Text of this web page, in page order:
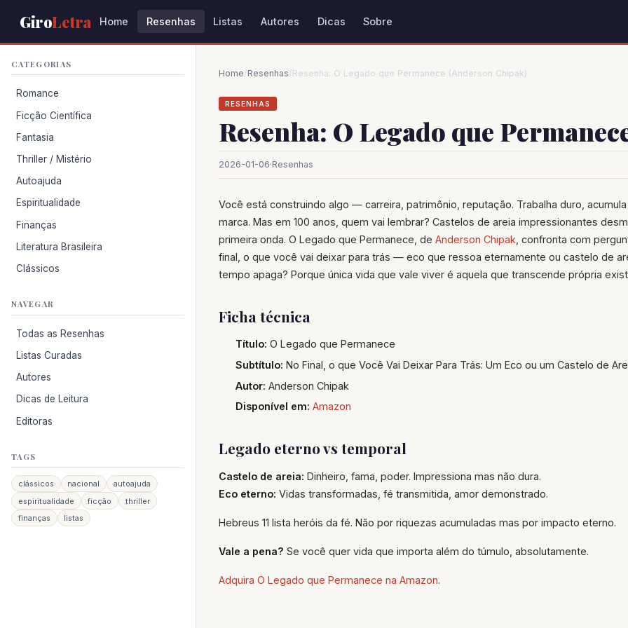
GiroLetra Home Resenhas Listas Autores Dicas Sobre
CATEGORIAS
Romance
Ficção Científica
Fantasia
Thriller / Mistério
Autoajuda
Espiritualidade
Finanças
Literatura Brasileira
Clássicos
NAVEGAR
Todas as Resenhas
Listas Curadas
Autores
Dicas de Leitura
Editoras
TAGS
clássicos nacional
autoajuda
espiritualidade
ficção
thriller
finanças
listas
Home/Resenhas/Resenha: O Legado que Permanece (Anderson Chipak)
RESENHAS
Resenha: O Legado que
2026-01-06·Resenhas
Você está construindo algo — carreira, patrimônio, reputação. Trabalha duro,
marca. Mas em 100 anos, quem vai lembrar? Castelos de areia impressionantes
primeira onda. O Legado que Permanece, de Anderson Chipak , confronta com
final, o que você vai deixar para trás — eco que ressoa eternamente ou castelo de
tempo apaga? Porque única vida que vale viver é aquela que transcende própria
Ficha técnica
Título: O Legado que Permanece
Subtítulo: No Final, o que Você Vai Deixar Para Trás: Um Eco ou um Castelo de
Autor: Anderson Chipak
Disponível em: Amazon
Legado eterno vs temporal
Castelo de areia: Dinheiro, fama, poder. Impressiona mas não dura.
Eco eterno: Vidas transformadas, fé transmitida, amor demonstrado.
Hebreus 11 lista heróis da fé. Não por riquezas acumuladas mas por impacto eterno.
Vale a pena? Se você quer vida que importa além do túmulo, absolutamente.
Adquira O Legado que Permanece na Amazon.